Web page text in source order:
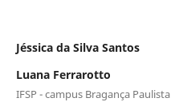
Jéssica da Silva Santos
Luana Ferrarotto
IFSP - campus Bragança Paulista